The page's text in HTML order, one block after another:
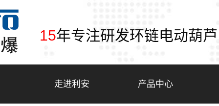
15年专注研发环链电动葫芦
走进利安 产品中心